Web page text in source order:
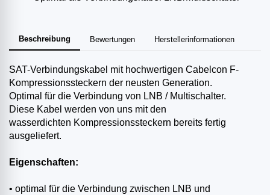
Beschreibung Bewertungen Herstellerinformationen
SAT-Verbindungskabel mit hochwertigen Cabelcon F-
Kompressionssteckern der neusten Generation.
Optimal für die Verbindung von LNB / Multischalter.
Diese Kabel werden von uns mit den
wasserdichten Kompressionssteckern bereits fertig
ausgeliefert.
Eigenschaften:
• optimal für die Verbindung zwischen LNB und